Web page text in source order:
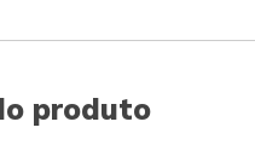
produto